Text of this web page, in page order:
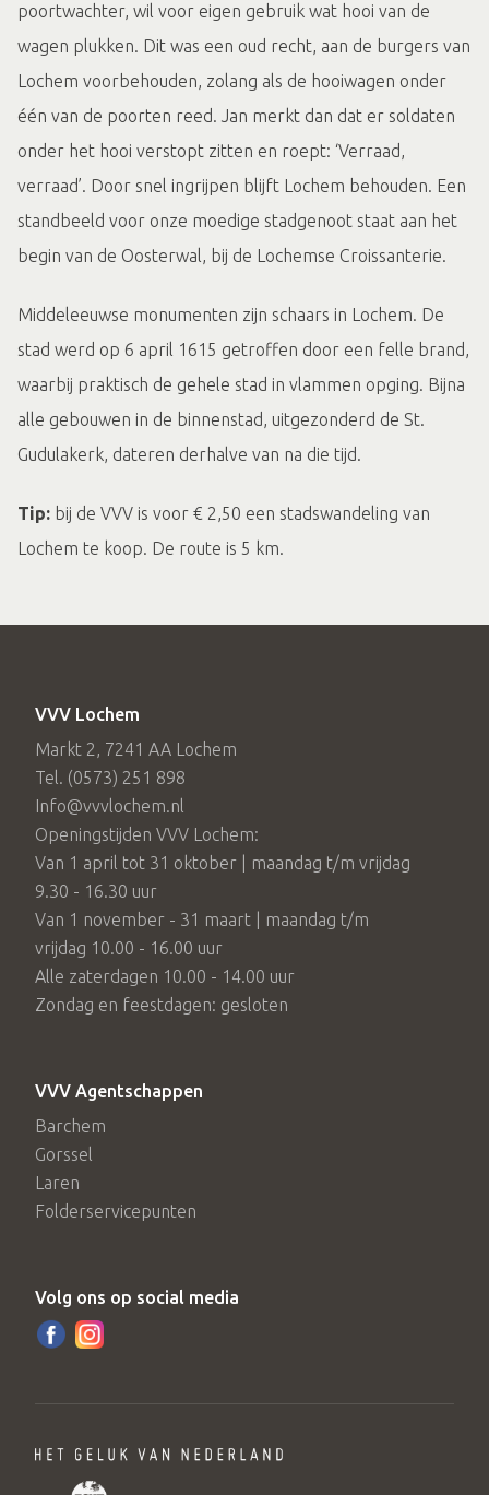
poortwachter, wil voor eigen gebruik wat hooi van de
wagen plukken. Dit was een oud recht, aan de burgers van
Lochem voorbehouden, zolang als de hooiwagen onder
één van de poorten reed. Jan merkt dan dat er soldaten
onder het hooi verstopt zitten en roept: ‘Verraad,
verraad’. Door snel ingrijpen blijft Lochem behouden. Een
standbeeld voor onze moedige stadgenoot staat aan het
begin van de Oosterwal, bij de Lochemse Croissanterie.
Middeleeuwse monumenten zijn schaars in Lochem. De
stad werd op 6 april 1615 getroffen door een felle brand,
waarbij praktisch de gehele stad in vlammen opging. Bijna
alle gebouwen in de binnenstad, uitgezonderd de St.
Gudulakerk, dateren derhalve van na die tijd.
Tip: bij de VVV is voor € 2,50 een stadswandeling van
Lochem te koop. De route is 5 km.
VVV Lochem
Markt 2, 7241 AA Lochem
Tel. (0573) 251 898
Info@vvvlochem.nl
Openingstijden VVV Lochem:
Van 1 april tot 31 oktober | maandag t/m vrijdag
9.30 - 16.30 uur
Van 1 november - 31 maart | maandag t/m
vrijdag 10.00 - 16.00 uur
Alle zaterdagen 10.00 - 14.00 uur
Zondag en feestdagen: gesloten
VVV Agentschappen
Barchem
Gorssel
Laren
Folderservicepunten
Volg ons op social media